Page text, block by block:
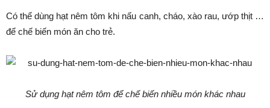
Có thể dùng hạt nêm tôm khi nấu canh, cháo, xào rau, ướp thịt …
để chế biến món ăn cho trẻ.
Sử dụng hạt nêm tôm để chế biến nhiều món khác nhau